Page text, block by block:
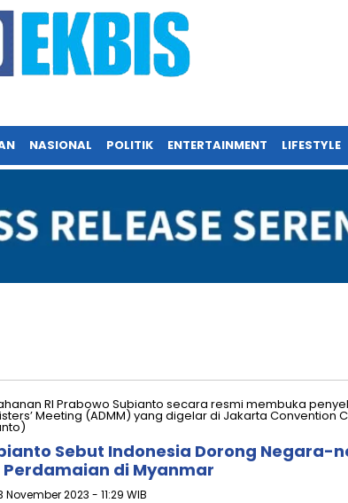
NASIONAL POLITIK ENTERTAINMENT LIFESTYLE
Sebut Indonesia Dorong Negara-
di Myanmar
November 2023 - 11:29 WIB